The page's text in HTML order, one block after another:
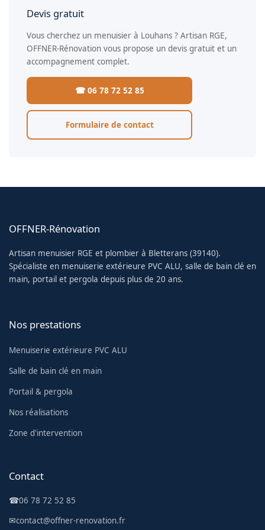
Devis gratuit
Vous cherchez un menuisier à Louhans ? Artisan RGE,
OFFNER-Rénovation vous propose un devis gratuit et un
accompagnement complet.
☎ 06 78 72 52 85
Formulaire de contact
OFFNER-Rénovation
Artisan menuisier RGE et plombier à Bletterans (39140).
Spécialiste en menuiserie extérieure PVC ALU, salle de bain clé en
main, portail et pergola depuis plus de 20 ans.
Nos prestations
Menuiserie extérieure PVC ALU
Salle de bain clé en main
Portail & pergola
Nos réalisations
Zone d'intervention
Contact
☎06 78 72 52 85
✉contact@offner-renovation.fr